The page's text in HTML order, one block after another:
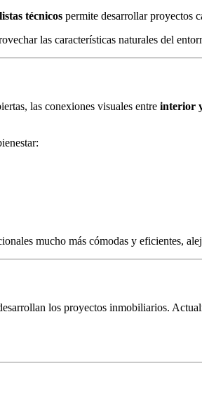
técnicos permite desarrollar proyectos
las características naturales del
las conexiones visuales entre interior
mucho más cómodas y eficientes,
los proyectos inmobiliarios.